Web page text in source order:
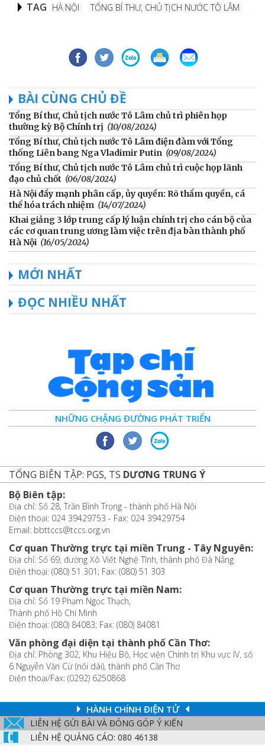
TAG HÀ NỘI TỔNG BÍ THƯ, CHỦ TỊCH NƯỚC TÔ LÂM
BÀI CÙNG CHỦ ĐỀ
Tổng Bí thư, Chủ tịch nước Tô Lâm chủ trì phiên họp
thường kỳ Bộ Chính trị (10/08/2024)
Tổng Bí thư, Chủ tịch nước Tô Lâm điện đàm với Tổng
thống Liên bang Nga Vladimir Putin (09/08/2024)
Tổng Bí thư, Chủ tịch nước Tô Lâm chủ trì cuộc họp lãnh
đạo chủ chốt (06/08/2024)
Hà Nội đẩy mạnh phân cấp, ủy quyền: Rõ thẩm quyền, cá
thể hóa trách nhiệm (14/07/2024)
Khai giảng 3 lớp trung cấp lý luận chính trị cho cán bộ của
các cơ quan trung ương làm việc trên địa bàn thành phố
Hà Nội (16/05/2024)
MỚI NHẤT
ĐỌC NHIỀU NHẤT
NHỮNG CHẶNG ĐƯỜNG PHÁT TRIỂN
TỔNG BIÊN TẬP: PGS, TS DƯƠNG TRUNG Ý
Bộ Biên tập:
Địa chỉ: Số 28, Trần Bình Trọng - thành phố Hà Nội
Điện thoại: 024 39429753 - Fax: 024 39429754
Email: bbttccs@tccs.org.vn
Cơ quan Thường trực tại miền Trung - Tây Nguyên:
Địa chỉ: Số 69, đường Xô Viết Nghệ Tĩnh, thành phố Đà Nẵng
Điện thoại: (080) 51 301; Fax: (080) 51 303
Cơ quan Thường trực tại miền Nam:
Địa chỉ: Số 19 Phạm Ngọc Thạch,
Thành phố Hồ Chí Minh
Điện thoại: (080) 84083; Fax: (080) 84081
Văn phòng đại diện tại thành phố Cần Thơ:
Địa chỉ: Phòng 302, Khu Hiệu Bộ, Học viện Chính trị Khu vực IV, số
6 Nguyễn Văn Cừ (nối dài), thành phố Cần Thơ
Điện thoại/Fax: (0292) 6250868
HÀNH CHÍNH ĐIỆN TỬ
LIÊN HỆ GỬI BÀI VÀ ĐÓNG GÓP Ý KIẾN
LIÊN HỆ QUẢNG CÁO: 080 46138